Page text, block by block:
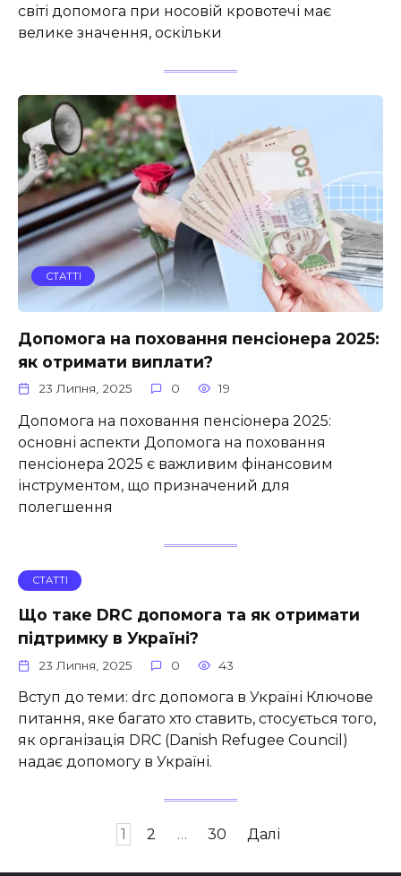
світі допомога при носовій кровотечі має
велике значення, оскільки
СТАТТІ
Допомога на поховання пенсіонера 2025:
як отримати виплати?
23 Липня, 2025 0 19
Допомога на поховання пенсіонера 2025:
основні аспекти Допомога на поховання
пенсіонера 2025 є важливим фінансовим
інструментом, що призначений для
полегшення
СТАТТІ
Що таке DRC допомога та як отримати
підтримку в Україні?
23 Липня, 2025 0 43
Вступ до теми: drc допомога в Україні Ключове
питання, яке багато хто ставить, стосується того,
як організація DRC (Danish Refugee Council)
надає допомогу в Україні.
1 2 … 30 Далі